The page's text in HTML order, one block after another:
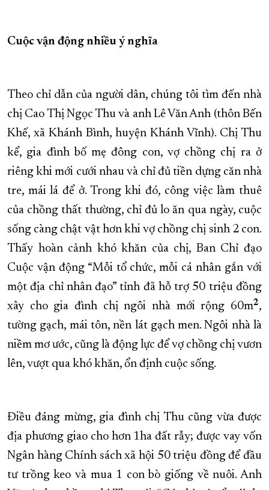
Cuộc vận động nhiều ý nghĩa
Theo chỉ dẫn của người dân, chúng tôi tìm đến nhà
chị Cao Thị Ngọc Thu và anh Lê Văn Anh (thôn Bến
Khế, xã Khánh Bình, huyện Khánh Vĩnh). Chị Thu
kể, gia đình bố mẹ đông con, vợ chồng chị ra ở
riêng khi mới cưới nhau và chỉ đủ tiền dựng căn nhà
tre, mái lá để ở. Trong khi đó, công việc làm thuê
của chồng thất thường, chỉ đủ lo ăn qua ngày, cuộc
sống càng chật vật hơn khi vợ chồng chị sinh 2 con.
Thấy hoàn cảnh khó khăn của chị, Ban Chỉ đạo
Cuộc vận động “Mỗi tổ chức, mỗi cá nhân gắn với
một địa chỉ nhân đạo” tỉnh đã hỗ trợ 50 triệu đồng
xây cho gia đình chị ngôi nhà mới rộng 60m2,
tường gạch, mái tôn, nền lát gạch men. Ngôi nhà là
niềm mơ ước, cũng là động lực để vợ chồng chị vươn
lên, vượt qua khó khăn, ổn định cuộc sống.
Điều đáng mừng, gia đình chị Thu cũng vừa được
địa phương giao cho hơn 1ha đất rẫy; được vay vốn
Ngân hàng Chính sách xã hội 50 triệu đồng để đầu
tư trồng keo và mua 1 con bò giống về nuôi. Anh